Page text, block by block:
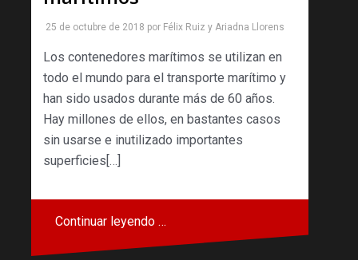
25 de octubre de 2018 por Félix Ruiz y Ariadna Llorens
Los contenedores marítimos se utilizan en
todo el mundo para el transporte marítimo y
han sido usados durante más de 60 años.
Hay millones de ellos, en bastantes casos
sin usarse e inutilizado importantes
superficies[…]
Continuar leyendo …